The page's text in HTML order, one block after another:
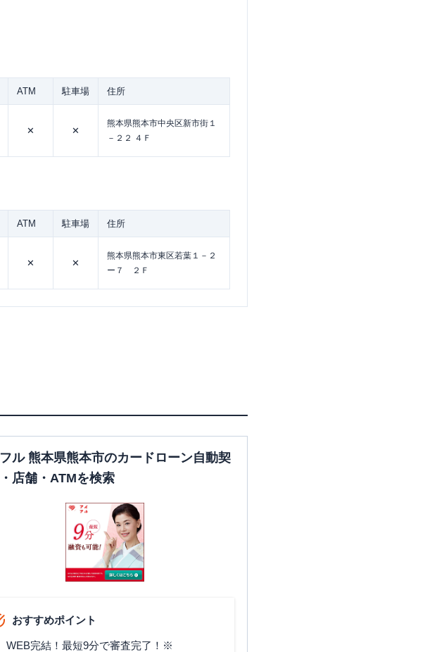
ATM 駐車場 住所
✕ ✕
熊本県熊本市中央区新市街１
－２２ ４Ｆ
ATM 駐車場 住所
✕ ✕
熊本県熊本市東区若葉１－２
ー７ ２Ｆ
ル 熊本県熊本市のカードローン自動契
店舗・ATMを検索
おすすめポイント
WEB完結！最短9分で審査完了！※